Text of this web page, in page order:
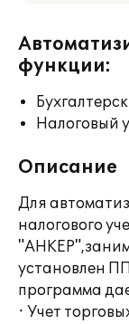
функции:
Налоговый
Описание
Для
налогового
установлен
программа
· Учет